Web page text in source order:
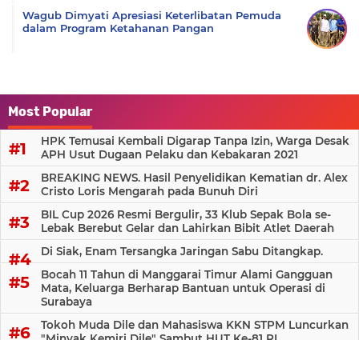
Wagub Dimyati Apresiasi Keterlibatan Pemuda
dalam Program Ketahanan Pangan
Most Popular
HPK Temusai Kembali Digarap Tanpa Izin, Warga Desak
APH Usut Dugaan Pelaku dan Kebakaran 2021
BREAKING NEWS. Hasil Penyelidikan Kematian dr. Alex
Cristo Loris Mengarah pada Bunuh Diri
BIL Cup 2026 Resmi Bergulir, 33 Klub Sepak Bola se-
Lebak Berebut Gelar dan Lahirkan Bibit Atlet Daerah
Di Siak, Enam Tersangka Jaringan Sabu Ditangkap.
Bocah 11 Tahun di Manggarai Timur Alami Gangguan
Mata, Keluarga Berharap Bantuan untuk Operasi di
Surabaya
Tokoh Muda Dile dan Mahasiswa KKN STPM Luncurkan